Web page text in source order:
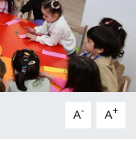
A- A+